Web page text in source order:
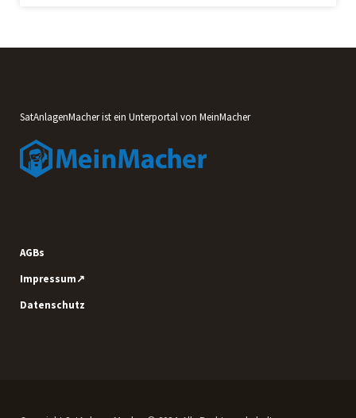
SatAnlagenMacher ist ein Unterportal von MeinMacher
AGBs
Impressum↗
Datenschutz